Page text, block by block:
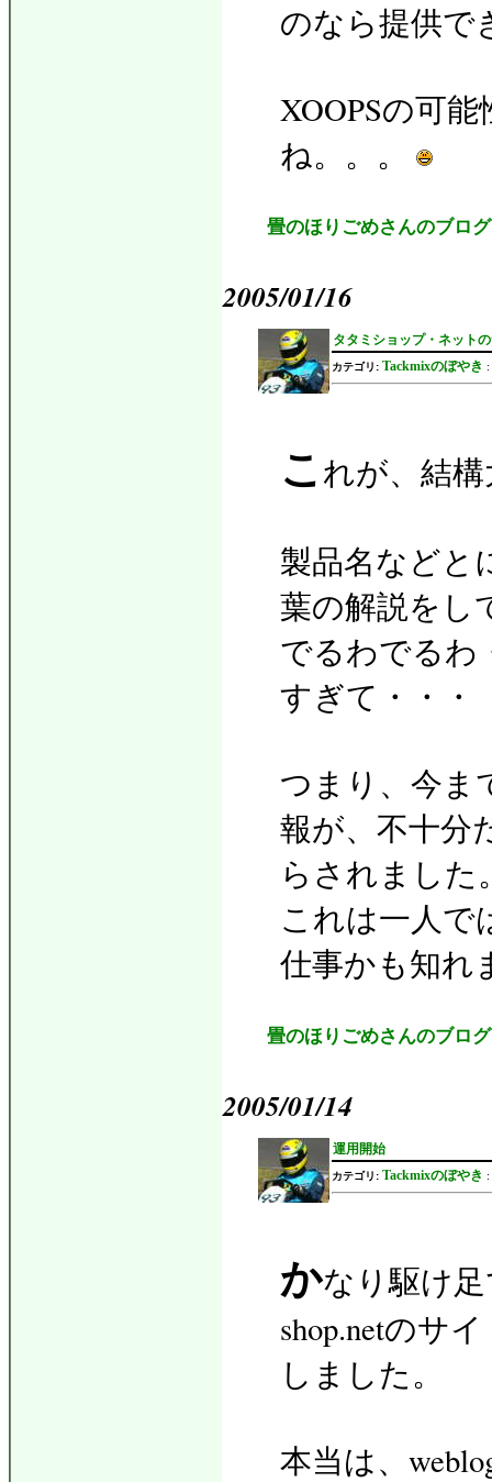
のなら提供で
XOOPSの可
ね。。。
畳のほりごめさんのブロ
2005/01/16
タタミショップ・ネット
カテゴリ: Tackmixのぼやき :
これが、結
製品名などと
葉の解説をし
でるわでるわ
すぎて・・・
つまり、今ま
報が、不十分
らされました
これは一人で
仕事かも知れ
畳のほりごめさんのブロ
2005/01/14
運用開始
カテゴリ: Tackmixのぼやき :
かなり駆け
shop.netのサ
しました。
本当は、